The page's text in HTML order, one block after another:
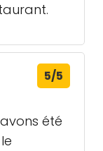
5/5
été